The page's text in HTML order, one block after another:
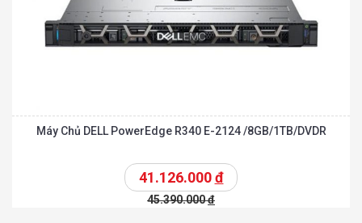
Máy Chủ DELL PowerEdge R340 E-2124 /8GB/1TB/DVDR
41.126.000đ
45.390.000đ